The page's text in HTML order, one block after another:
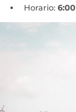
Horario: